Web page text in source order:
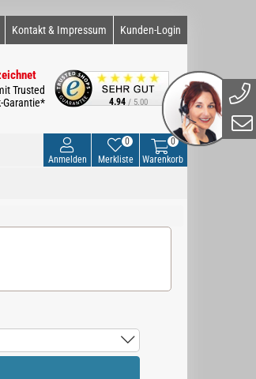
Kontakt & Impressum Kunden-Login
Trusted
Garantie*
4.94 / 5.00
0
Warenkorb
Merkliste
0
Anmelden